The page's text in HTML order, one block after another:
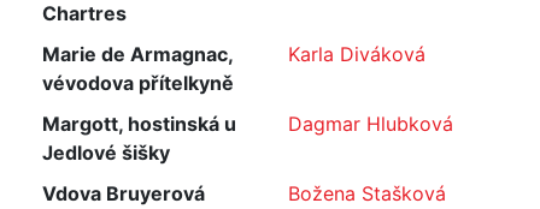
Chartres
Marie de Armagnac,
vévodova přítelkyně
Karla Diváková
Margott, hostinská u
Jedlové šišky
Dagmar Hlubková
Vdova Bruyerová
Božena Stašková